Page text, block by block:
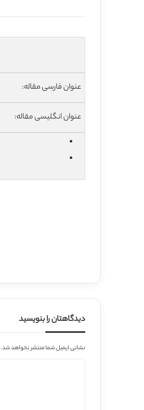
عنوان فارسی مقاله:
عنوان انگلیسی مقاله:
دیدگاهتان را بنویسید
نشانی ایمیل شما منتشر نخواهد شد.